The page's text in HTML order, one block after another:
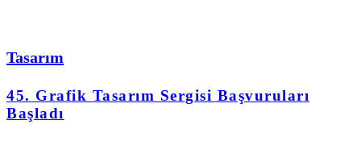
Tasarım
45. Grafik Tasarım Sergisi Başvuruları
Başladı